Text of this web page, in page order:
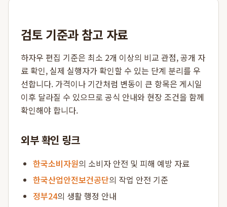
검토 기준과 참고 자료
하자우 편집 기준은 최소 2개 이상의 비교 관점, 공개 자
료 확인, 실제 실행자가 확인할 수 있는 단계 분리를 우
선합니다. 가격이나 기간처럼 변동이 큰 항목은 게시일
이후 달라질 수 있으므로 공식 안내와 현장 조건을 함께
확인해야 합니다.
외부 확인 링크
한국소비자원의 소비자 안전 및 피해 예방 자료
한국산업안전보건공단의 작업 안전 기준
정부24의 생활 행정 안내